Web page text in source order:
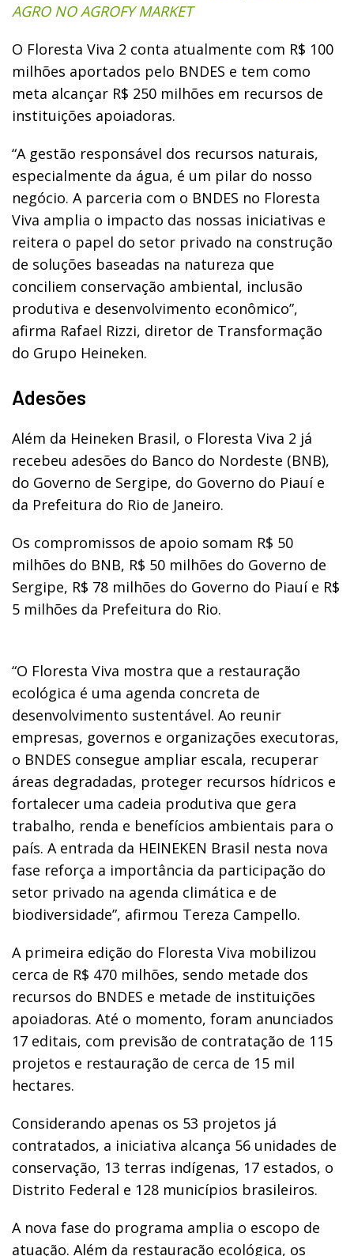
AGRO NO AGROFY MARKET
O Floresta Viva 2 conta atualmente com R$ 100
milhões aportados pelo BNDES e tem como
meta alcançar R$ 250 milhões em recursos de
instituições apoiadoras.
“A gestão responsável dos recursos naturais,
especialmente da água, é um pilar do nosso
negócio. A parceria com o BNDES no Floresta
Viva amplia o impacto das nossas iniciativas e
reitera o papel do setor privado na construção
de soluções baseadas na natureza que
conciliem conservação ambiental, inclusão
produtiva e desenvolvimento econômico”,
afirma Rafael Rizzi, diretor de Transformação
do Grupo Heineken.
Adesões
Além da Heineken Brasil, o Floresta Viva 2 já
recebeu adesões do Banco do Nordeste (BNB),
do Governo de Sergipe, do Governo do Piauí e
da Prefeitura do Rio de Janeiro.
Os compromissos de apoio somam R$ 50
milhões do BNB, R$ 50 milhões do Governo de
Sergipe, R$ 78 milhões do Governo do Piauí e R$
5 milhões da Prefeitura do Rio.
“O Floresta Viva mostra que a restauração
ecológica é uma agenda concreta de
desenvolvimento sustentável. Ao reunir
empresas, governos e organizações executoras,
o BNDES consegue ampliar escala, recuperar
áreas degradadas, proteger recursos hídricos e
fortalecer uma cadeia produtiva que gera
trabalho, renda e benefícios ambientais para o
país. A entrada da HEINEKEN Brasil nesta nova
fase reforça a importância da participação do
setor privado na agenda climática e de
biodiversidade”, afirmou Tereza Campello.
A primeira edição do Floresta Viva mobilizou
cerca de R$ 470 milhões, sendo metade dos
recursos do BNDES e metade de instituições
apoiadoras. Até o momento, foram anunciados
17 editais, com previsão de contratação de 115
projetos e restauração de cerca de 15 mil
hectares.
Considerando apenas os 53 projetos já
contratados, a iniciativa alcança 56 unidades de
conservação, 13 terras indígenas, 17 estados, o
Distrito Federal e 128 municípios brasileiros.
A nova fase do programa amplia o escopo de
atuação. Além da restauração ecológica, os